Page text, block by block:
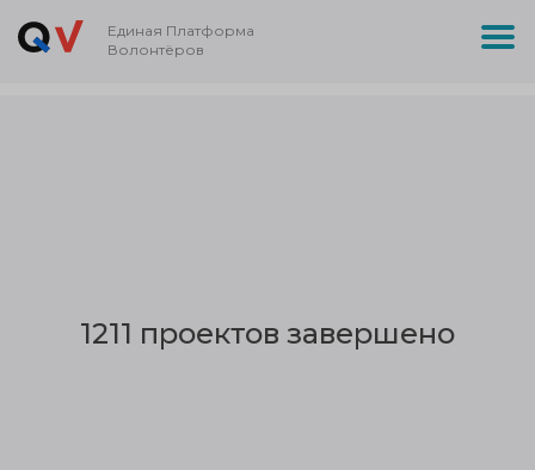
Единая Платформа
Волонтёров
1211 проектов завершено